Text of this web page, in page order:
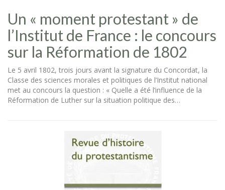
Un « moment protestant » de
l’Institut de France : le concours
sur la Réformation de 1802
Le 5 avril 1802, trois jours avant la signature du Concordat, la
Classe des sciences morales et politiques de l’Institut national
met au concours la question : « Quelle a été l’influence de la
Réformation de Luther sur la situation politique des…